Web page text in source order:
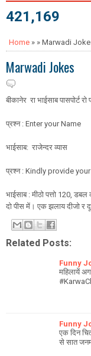
421,169
Home » » Marwadi
Marwadi Jokes
बीकानेर रा भाईसाब पासपोर्ट रो
प्रश्न : Enter your Name
भाईसाब: राजेन्दर व्यास
प्रश्न : Kindly provide
भाईसाब : मीठो पत्तो 120,
दो पीस में। एक झलाय दीजो र
Related Posts:
Funny
महिलायें
Funny
एक दिन
से सात